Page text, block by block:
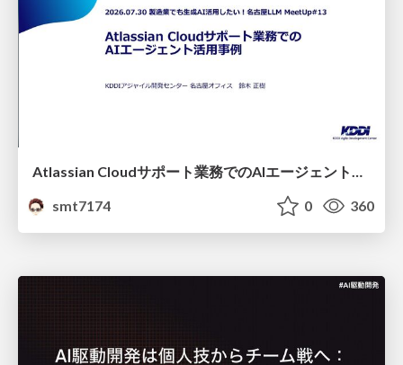
Atlassian Cloudサポート業務でのAIエージェント活用事例
smt7174
0 360